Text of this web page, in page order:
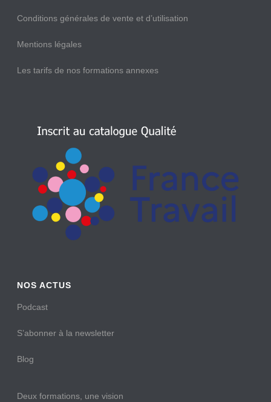
Conditions générales de vente et d’utilisation
Mentions légales
Les tarifs de nos formations annexes
NOS ACTUS
Podcast
S’abonner à la newsletter
Blog
Deux formations, une vision